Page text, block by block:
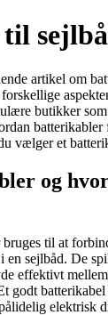
artikel om
butikker
batterikabler
vælger et
og
til at
en sejlbåd. De
effektivt
godt
elektrisk